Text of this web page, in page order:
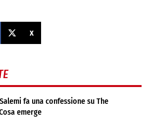
X
fa una confessione su The
emerge